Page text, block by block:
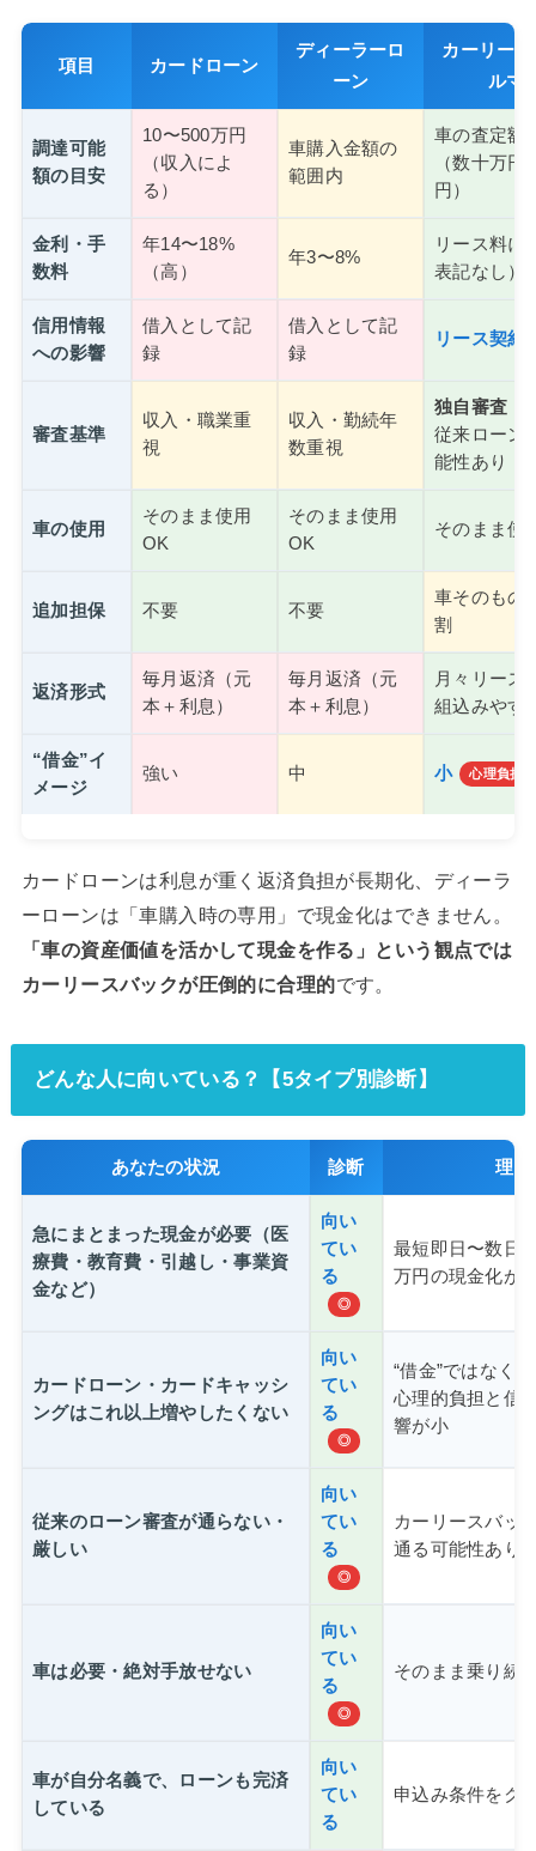
項目 カードローン
ディーラーロ
ーン
カーリー
ルマ
調達可能
額の目安
10〜500万円
（収入によ
る）
車購入金額の
範囲内
車の査定額
（数十万円
円）
金利・手
数料
年14〜18%
（高）
年3〜8%
リース料に
表記なし）
信用情報
への影響
借入として記
録
借入として記
録
リース契約
審査基準
収入・職業重
視
収入・勤続年
数重視
独自審査
従来ローン
能性あり
車の使用
そのまま使用
OK
そのまま使用
OK
そのまま使
追加担保 不要 不要
車そのもの
割
返済形式
毎月返済（元
本＋利息）
毎月返済（元
本＋利息）
月々リース
組込みやす
“借金”イ
メージ
強い 中 小 心理負担小
カードローンは利息が重く返済負担が長期化、ディーラ
ーローンは「車購入時の専用」で現金化はできません。
「車の資産価値を活かして現金を作る」という観点では
カーリースバックが圧倒的に合理的です。
どんな人に向いている？【5タイプ別診断】
あなたの状況 診断 理由
急にまとまった現金が必要（医
療費・教育費・引越し・事業資
金など）
向い
てい
る
◎
最短即日〜数日
万円の現金化が
カードローン・カードキャッシ
ングはこれ以上増やしたくない
向い
てい
る
◎
“借金”ではなく
心理的負担と信
響が小
従来のローン審査が通らない・
厳しい
向い
てい
る
◎
カーリースバッ
通る可能性あり
車は必要・絶対手放せない
向い
てい
る
◎
そのまま乗り続
車が自分名義で、ローンも完済
している
向い
てい
る
申込み条件をク